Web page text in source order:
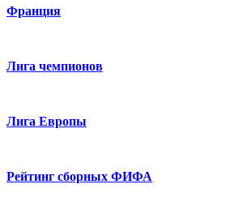
Франция
Лига чемпионов
Лига Европы
Рейтинг сборных ФИФА